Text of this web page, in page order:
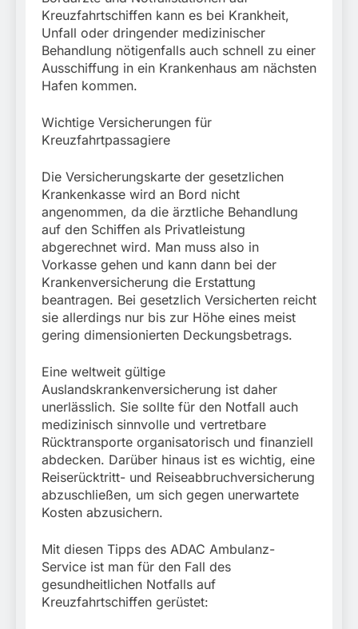
Kreuzfahrtschiffen kann es bei Krankheit,
Unfall oder dringender medizinischer
Behandlung nötigenfalls auch schnell zu einer
Ausschiffung in ein Krankenhaus am nächsten
Hafen kommen.
Wichtige Versicherungen für
Kreuzfahrtpassagiere
Die Versicherungskarte der gesetzlichen
Krankenkasse wird an Bord nicht
angenommen, da die ärztliche Behandlung
auf den Schiffen als Privatleistung
abgerechnet wird. Man muss also in
Vorkasse gehen und kann dann bei der
Krankenversicherung die Erstattung
beantragen. Bei gesetzlich Versicherten reicht
sie allerdings nur bis zur Höhe eines meist
gering dimensionierten Deckungsbetrags.
Eine weltweit gültige
Auslandskrankenversicherung ist daher
unerlässlich. Sie sollte für den Notfall auch
medizinisch sinnvolle und vertretbare
Rücktransporte organisatorisch und finanziell
abdecken. Darüber hinaus ist es wichtig, eine
Reiserücktritt- und Reiseabbruchversicherung
abzuschließen, um sich gegen unerwartete
Kosten abzusichern.
Mit diesen Tipps des ADAC Ambulanz-
Service ist man für den Fall des
gesundheitlichen Notfalls auf
Kreuzfahrtschiffen gerüstet: